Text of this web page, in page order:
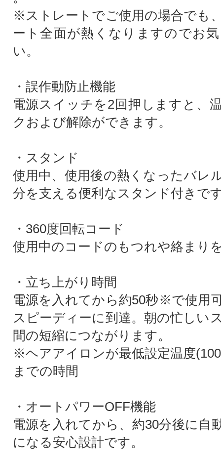
※ストレートでご使用の場合でも
ート全面が熱くなりますのでお
い。
・誤作動防止機能
電源スイッチを2回押しますと、
クおよび解除ができます。
・スタンド
使用中、使用後の熱くなったバレ
分を支える便利なスタンド付きで
・360度回転コード
使用中のコードのもつれや絡まり
・立ち上がり時間
電源を入れてから約50秒※で使用
スピーディーに到達。朝の忙しい
間の短縮につながります。
※ヘアアイロンが最低設定温度
までの時間
・オートパワーOFF機能
電源を入れてから、約30分後に自
になる安心設計です。